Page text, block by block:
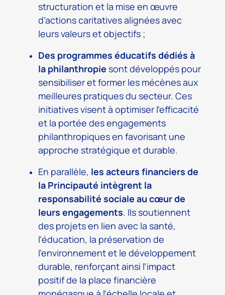
structuration et la mise en œuvre
d’actions caritatives alignées avec
leurs valeurs et objectifs ;
Des programmes éducatifs dédiés à
la philanthropie sont développés pour
sensibiliser et former les mécènes aux
meilleures pratiques du secteur. Ces
initiatives visent à optimiser l’efficacité
et la portée des engagements
philanthropiques en favorisant une
approche stratégique et durable.
En parallèle, les acteurs financiers de
la Principauté intègrent la
responsabilité sociale au cœur de
leurs engagements. Ils soutiennent
des projets en lien avec la santé,
l’éducation, la préservation de
l’environnement et le développement
durable, renforçant ainsi l’impact
positif de la place financière